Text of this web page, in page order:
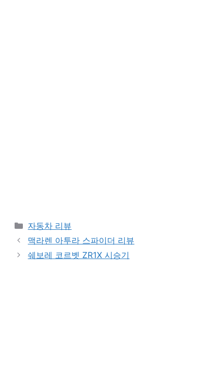
Categories
자동차 리뷰
맥라렌 아투라 스파이더 리뷰
쉐보레 코르벳 ZR1X 시승기